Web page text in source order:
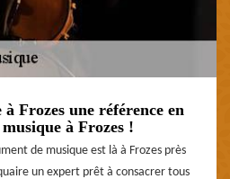
Frozes une référence en
à Frozes !
de musique est là à Frozes près
un expert prêt à consacrer tous